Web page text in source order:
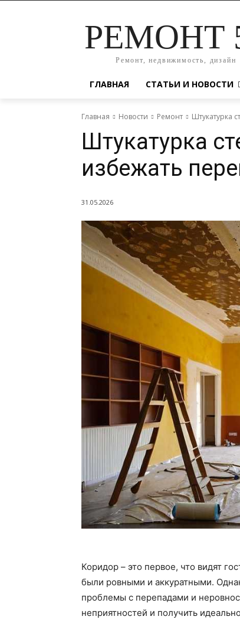
РЕМОНТ
Ремонт, недвижимость, дизайн
ГЛАВНАЯ СТАТЬИ И НОВОСТИ
Главная Новости Ремонт Штукатурка
Штукатурка
избежать
31.05.2026
Коридор – это первое, что видят
были ровными и аккуратными.
проблемы с перепадами и
неприятностей и получить